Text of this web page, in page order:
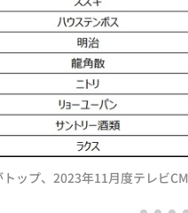
ップ、2023年11月度テレビ